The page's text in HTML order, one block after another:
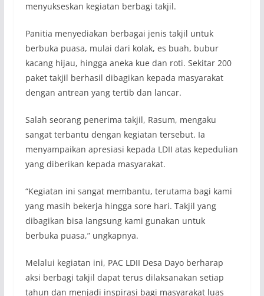
menyukseskan kegiatan berbagi takjil.
Panitia menyediakan berbagai jenis takjil untuk
berbuka puasa, mulai dari kolak, es buah, bubur
kacang hijau, hingga aneka kue dan roti. Sekitar 200
paket takjil berhasil dibagikan kepada masyarakat
dengan antrean yang tertib dan lancar.
Salah seorang penerima takjil, Rasum, mengaku
sangat terbantu dengan kegiatan tersebut. Ia
menyampaikan apresiasi kepada LDII atas kepedulian
yang diberikan kepada masyarakat.
“Kegiatan ini sangat membantu, terutama bagi kami
yang masih bekerja hingga sore hari. Takjil yang
dibagikan bisa langsung kami gunakan untuk
berbuka puasa,” ungkapnya.
Melalui kegiatan ini, PAC LDII Desa Dayo berharap
aksi berbagi takjil dapat terus dilaksanakan setiap
tahun dan menjadi inspirasi bagi masyarakat luas